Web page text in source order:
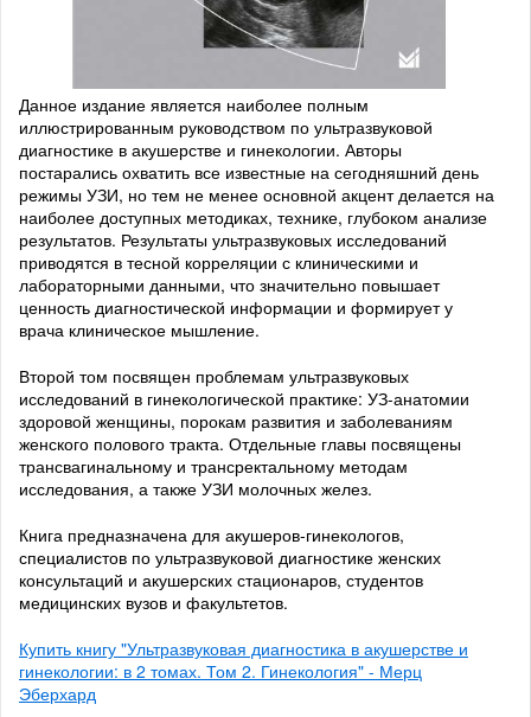
Данное издание является наиболее полным
иллюстрированным руководством по ультразвуковой
диагностике в акушерстве и гинекологии. Авторы
постарались охватить все известные на сегодняшний день
режимы УЗИ, но тем не менее основной акцент делается на
наиболее доступных методиках, технике, глубоком анализе
результатов. Результаты ультразвуковых исследований
приводятся в тесной корреляции с клиническими и
лабораторными данными, что значительно повышает
ценность диагностической информации и формирует у
врача клиническое мышление.
Второй том посвящен проблемам ультразвуковых
исследований в гинекологической практике: УЗ-анатомии
здоровой женщины, порокам развития и заболеваниям
женского полового тракта. Отдельные главы посвящены
трансвагинальному и трансректальному методам
исследования, а также УЗИ молочных желез.
Книга предназначена для акушеров-гинекологов,
специалистов по ультразвуковой диагностике женских
консультаций и акушерских стационаров, студентов
медицинских вузов и факультетов.
Купить книгу "Ультразвуковая диагностика в акушерстве и
гинекологии: в 2 томах. Том 2. Гинекология" - Мерц
Эберхард